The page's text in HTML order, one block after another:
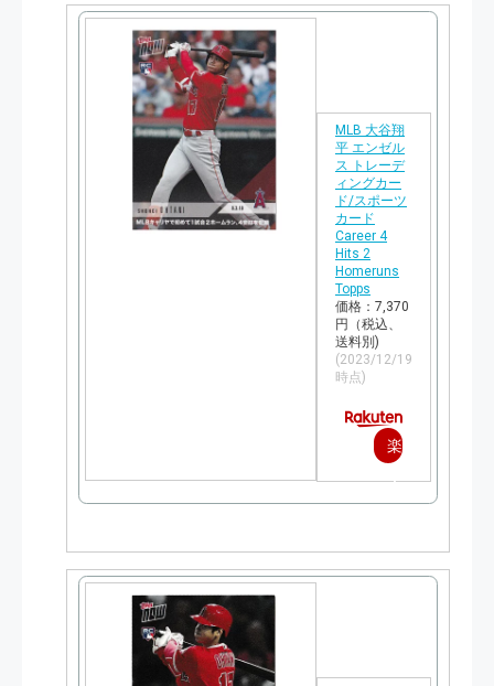
MLB 大谷翔
平 エンゼル
ス トレーデ
ィングカー
ド/スポーツ
カード
Career 4
Hits 2
Homeruns
Topps
価格：7,370
円（税込、
送料別)
(2023/12/19
時点)
楽
天
購